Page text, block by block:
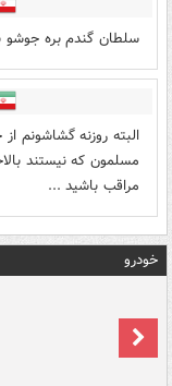
سلطان گندم بره جوشو
البته روزنه
مسلمون که نیستند
مراقب باشید ...
خودرو